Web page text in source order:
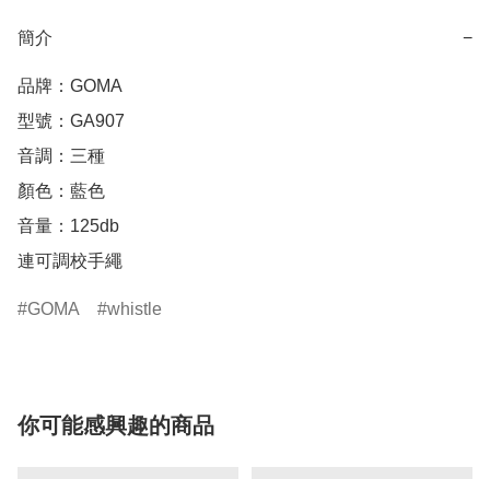
簡介 −
品牌：GOMA
型號：GA907
音調：三種
顏色：藍色
音量：125db
GOMA whistle
你可能感興趣的商品